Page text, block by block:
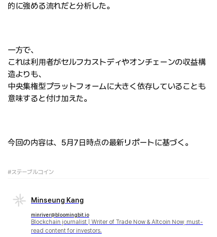
的に強める流れだと分析した。
一方で、
これは利用者がセルフカストディやオンチェーンの収益構
造よりも、
中央集権型プラットフォームに大きく依存していることも
意味すると付け加えた。
今回の内容は、5月7日時点の最新リポートに基づく。
#ステーブルコイン
Minseung Kang
minriver@bloomingbit.io
Blockchain journalist | Writer of Trade Now & Altcoin Now, must-
read content for investors.